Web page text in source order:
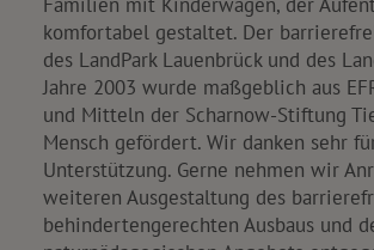
komfortabel gestaltet. Der
des LandPark Lauenbrück und des
Jahre 2003 wurde maßgeblich aus
und Mitteln der Scharnow-Stiftung
Mensch gefördert. Wir danken sehr
Unterstützung. Gerne nehmen wir
weiteren Ausgestaltung des
behindertengerechten Ausbaus und